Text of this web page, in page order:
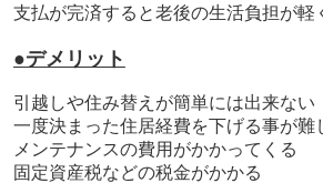
支払が完済すると老後の生活負担が軽
●デメリット
引越しや住み替えが簡単には出来ない
一度決まった住居経費を下げる事が難
メンテナンスの費用がかかってくる
固定資産税などの税金がかかる